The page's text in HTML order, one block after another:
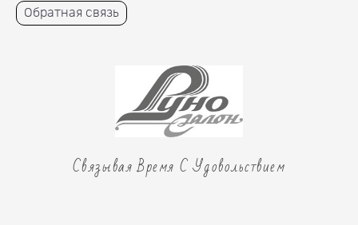
Обратная связь
Связывая Время С Удовольствием